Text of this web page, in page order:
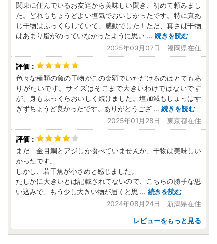
関東に住んでいるお友達から美味しい聞き、初めて頼みまし
た。どれもちょうどよい塩気でおいしかったです。特に真あ
じ干物はふっくらしていて、感動でした！ただ、真さば干物
はあまり脂がのっていなかったように思い ... 続きを読む
2025年03月07日 福岡県在住
色々な種類の魚の干物がこの金額でいただけるのはとてもあ
りがたいです。サイズはそこまで大きいわけではないです
が、身もふっくらおいしく焼けました。塩加減もしょっぱす
ぎずちょうど良かったです。ありがとうござ ... 続きを読む
2025年01月28日 東京都在住
まだ、金目鯛とアジしか食べていませんが、干物は美味しい
かったです。
しかし、若干魚が小さめと感じました。
たしかに大きいとは記載されてないので、こちらの勝手な思
い込みで、もう少し大きい物が届くと思 ... 続きを読む
2024年08月24日 新潟県在住
レビューをもっと見る